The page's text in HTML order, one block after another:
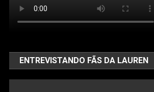
ENTREVISTANDO FÃS DA LAUREN